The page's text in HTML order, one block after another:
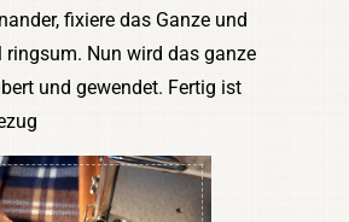
fixiere das Ganze und
ringsum. Nun wird das ganze
und gewendet. Fertig ist